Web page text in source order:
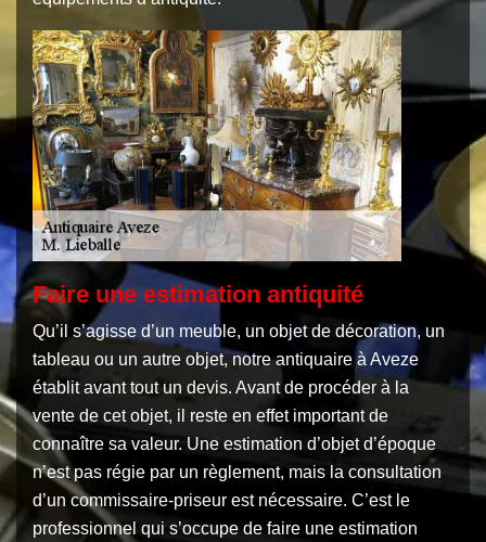
Faire une estimation antiquité
Qu’il s’agisse d’un meuble, un objet de décoration, un
tableau ou un autre objet, notre antiquaire à Aveze
établit avant tout un devis. Avant de procéder à la
vente de cet objet, il reste en effet important de
connaître sa valeur. Une estimation d’objet d’époque
n’est pas régie par un règlement, mais la consultation
d’un commissaire-priseur est nécessaire. C’est le
professionnel qui s’occupe de faire une estimation